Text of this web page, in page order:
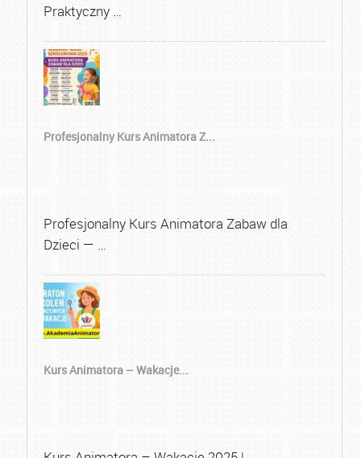
Praktyczny …
Profesjonalny Kurs Animatora Z...
Profesjonalny Kurs Animatora Zabaw dla
Dzieci — …
Kurs Animatora – Wakacje...